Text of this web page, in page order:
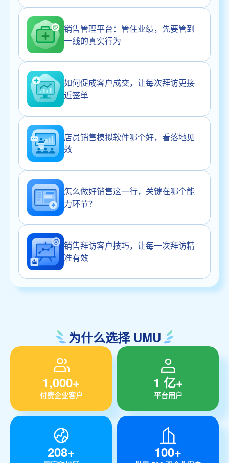
销售管理平台：管住业绩，先要管到
一线的真实行为
如何促成客户成交，让每次拜访更接
近签单
店员销售模拟软件哪个好，看落地见
效
怎么做好销售这一行，关键在哪个能
力环节？
销售拜访客户技巧，让每一次拜访精
准有效
为什么选择 UMU
1,000+
付费企业客户
1 亿+
平台用户
208+ 100+